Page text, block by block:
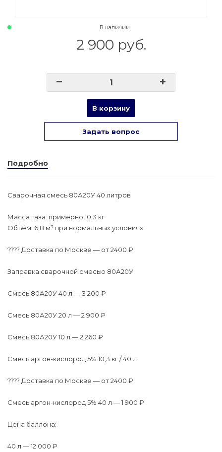
В наличии
2 900 руб.
В корзину
Задать вопрос
Подробно
Сварочная смесь 80А20У 40 литров
Масса газа: примерно 10,3 кг
Объём: 6,8 м³ при нормальных условиях
???? Доставка по Москве — от 2400 ₽
Заправка сварочной смесью 80А20У:
Смесь 80А20У 40 л — 3 200 ₽
Смесь 80А20У 20 л — 2 900 ₽
Смесь 80А20У 10 л — 2 260 ₽
Смесь аргон-кислород 5% 10,3 кг / 40 л
???? Доставка по Москве — от 2400 ₽
Смесь аргон-кислород 5% 40 л — 1 900 ₽
Цена баллона:
40 л — 12 000 ₽